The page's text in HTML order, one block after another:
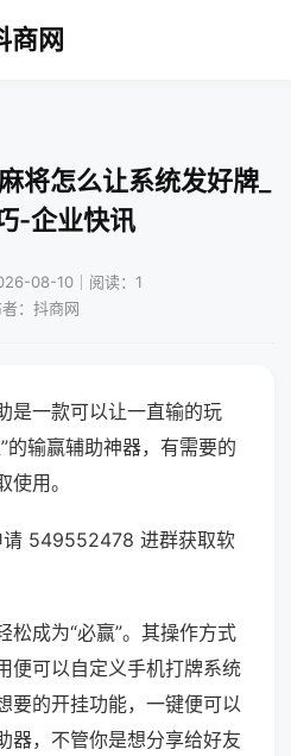
商网
将怎么让系统发好牌_
-企业快讯
08-10｜阅读：1
：抖商网
是一款可以让一直输的玩
的输赢辅助神器，有需要的
用。
请 549552478 进群获取软
松成为“必赢”。其操作方式
便可以自定义手机打牌系统
要的开挂功能，一键便可以
器，不管你是想分享给好友